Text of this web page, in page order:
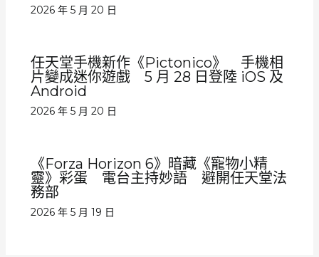
2026 年 5 月 20 日
任天堂手機新作《Pictonico》 手機相
片變成迷你遊戲 5 月 28 日登陸 iOS 及
Android
2026 年 5 月 20 日
《Forza Horizon 6》暗藏《寵物小精
靈》彩蛋 電台主持妙語 避開任天堂法
務部
2026 年 5 月 19 日